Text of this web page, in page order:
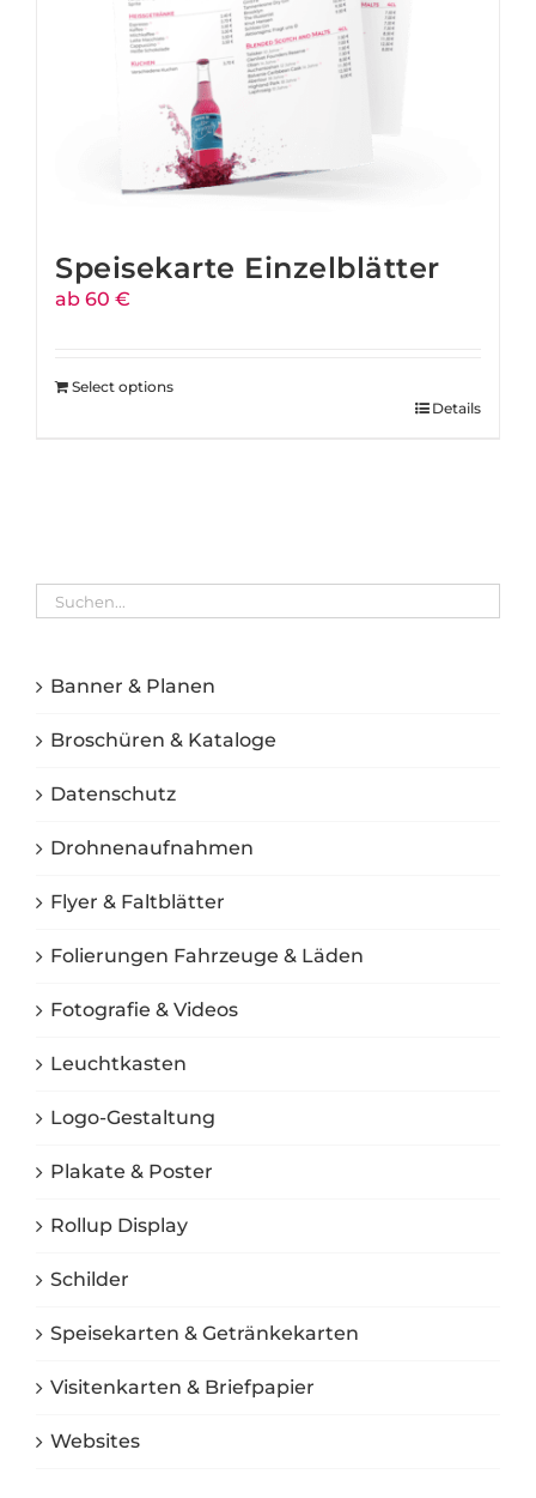
Speisekarte Einzelblätter
ab 60 €
Select options
Details
Banner & Planen
Broschüren & Kataloge
Datenschutz
Drohnenaufnahmen
Flyer & Faltblätter
Folierungen Fahrzeuge & Läden
Fotografie & Videos
Leuchtkasten
Logo-Gestaltung
Plakate & Poster
Rollup Display
Schilder
Speisekarten & Getränkekarten
Visitenkarten & Briefpapier
Websites